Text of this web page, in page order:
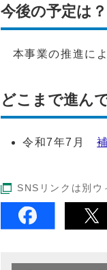
今後の予定は？
本事業の推進によ
どこまで進ん
令和7年7月
SNSリンクは別ウ